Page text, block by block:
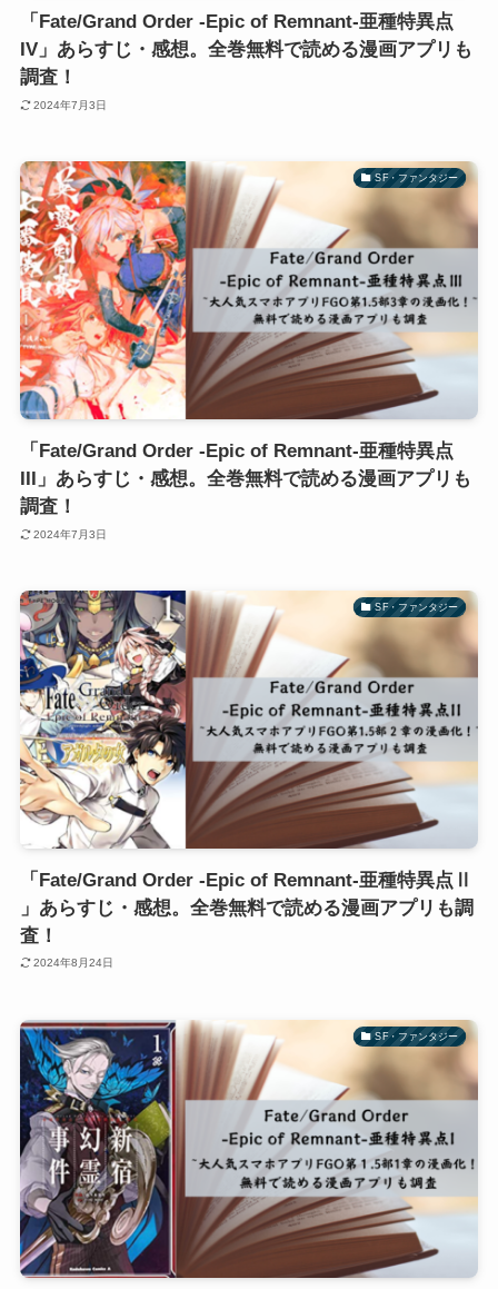
「Fate/Grand Order -Epic of Remnant-亜種特異点
IV」あらすじ・感想。全巻無料で読める漫画アプリも
調査！
2024年7月3日
SF・ファンタジー
「Fate/Grand Order -Epic of Remnant-亜種特異点
III」あらすじ・感想。全巻無料で読める漫画アプリも
調査！
2024年7月3日
SF・ファンタジー
「Fate/Grand Order -Epic of Remnant-亜種特異点Ⅱ
」あらすじ・感想。全巻無料で読める漫画アプリも調
査！
2024年8月24日
SF・ファンタジー